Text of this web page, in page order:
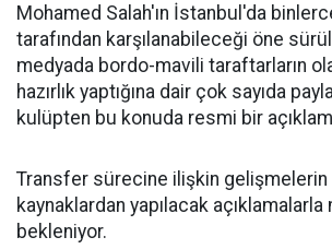
Mohamed Salah'ın İstanbul'da
tarafından karşılanabileceği öne
medyada bordo-mavili taraftarların
hazırlık yaptığına dair çok sayıda
kulüpten bu konuda resmi bir
Transfer sürecine ilişkin
kaynaklardan yapılacak açıklamalarla
bekleniyor.